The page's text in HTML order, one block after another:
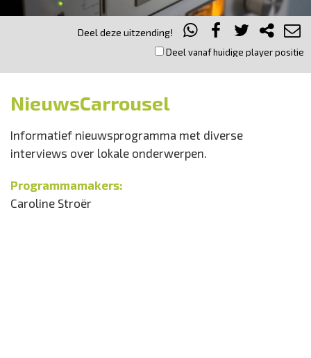
Deel deze uitzending!
Deel vanaf huidige player positie
NieuwsCarrousel
Informatief nieuwsprogramma met diverse
interviews over lokale onderwerpen.
Programmamakers:
Caroline Stroër